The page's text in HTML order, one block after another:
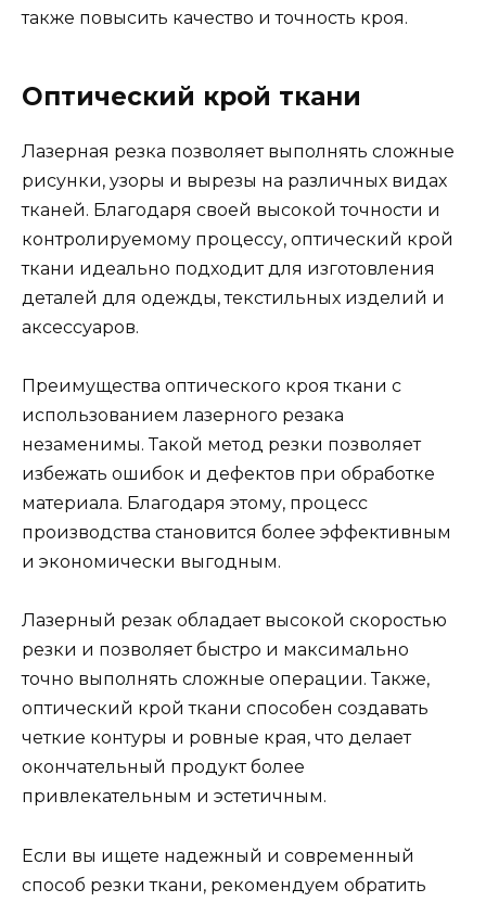
также повысить качество и точность кроя.
Оптический крой ткани
Лазерная резка позволяет выполнять сложные
рисунки, узоры и вырезы на различных видах
тканей. Благодаря своей высокой точности и
контролируемому процессу, оптический крой
ткани идеально подходит для изготовления
деталей для одежды, текстильных изделий и
аксессуаров.
Преимущества оптического кроя ткани с
использованием лазерного резака
незаменимы. Такой метод резки позволяет
избежать ошибок и дефектов при обработке
материала. Благодаря этому, процесс
производства становится более эффективным
и экономически выгодным.
Лазерный резак обладает высокой скоростью
резки и позволяет быстро и максимально
точно выполнять сложные операции. Также,
оптический крой ткани способен создавать
четкие контуры и ровные края, что делает
окончательный продукт более
привлекательным и эстетичным.
Если вы ищете надежный и современный
способ резки ткани, рекомендуем обратить